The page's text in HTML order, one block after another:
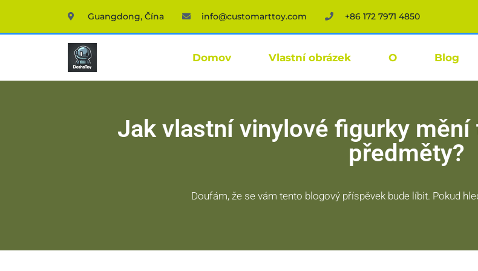
Guangdong, Čína info@customarttoy.com +86 172 7971 4850
Domov Vlastní obrázek O Blog
Jak vlastní vinylové figurky
předměty?
Doufám, že se vám tento blogový příspěvek bude líbit. Pokud